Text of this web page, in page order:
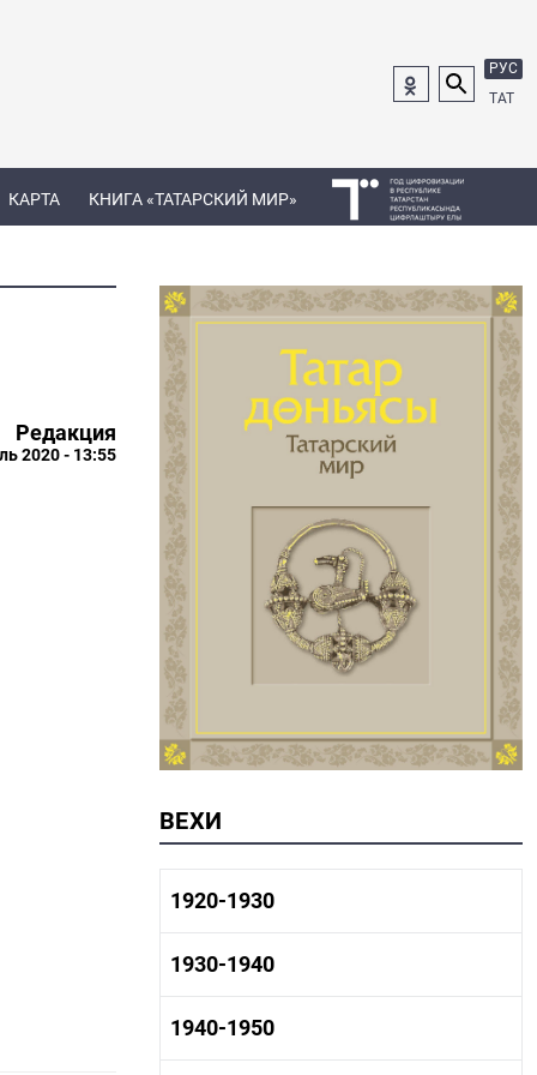
РУС
ТАТ
КАРТА КНИГА «ТАТАРСКИЙ МИР»
Редакция
2020 - 13:55
ВЕХИ
1920-1930
1920-1930 история
1920-1930 культура
1930-1940
1930-1940 история
1930-1940 культура
1940-1950